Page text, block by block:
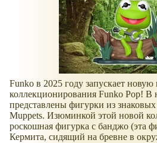
Funko в 2025 году запускает новую
коллекционирования Funko Pop! В
представлены фигурки из
Muppets. Изюминкой этой новой
роскошная фигурка с банджо (эта
Кермита, сидящий на бревне в